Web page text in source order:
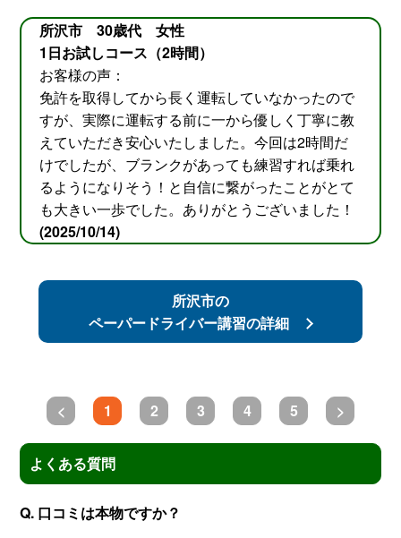
所沢市 30歳代 女性
1日お試しコース（2時間）
お客様の声：
免許を取得してから長く運転していなかったので
すが、実際に運転する前に一から優しく丁寧に教
えていただき安心いたしました。今回は2時間だ
けでしたが、ブランクがあっても練習すれば乗れ
るようになりそう！と自信に繋がったことがとて
も大きい一歩でした。ありがとうございました！
(2025/10/14)
所沢市の
ペーパードライバー講習の詳細
< 1 2 3 4 5 >
よくある質問
Q. 口コミは本物ですか？